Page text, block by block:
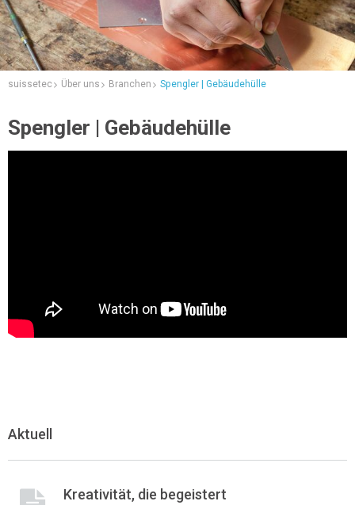
suissetec Über uns Branchen Spengler | Gebäudehülle
Spengler | Gebäudehülle
Aktuell
Kreativität, die begeistert